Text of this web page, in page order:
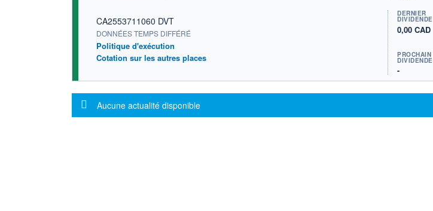
CA2553711060 DVT
DONNÉES TEMPS DIFFÉRÉ
Politique d'exécution
Cotation sur les autres places
DERNIER
DIVIDENDE
0,00 CAD
PROCHAIN
DIVIDENDE
-
Message d'information
Aucune actualité disponible